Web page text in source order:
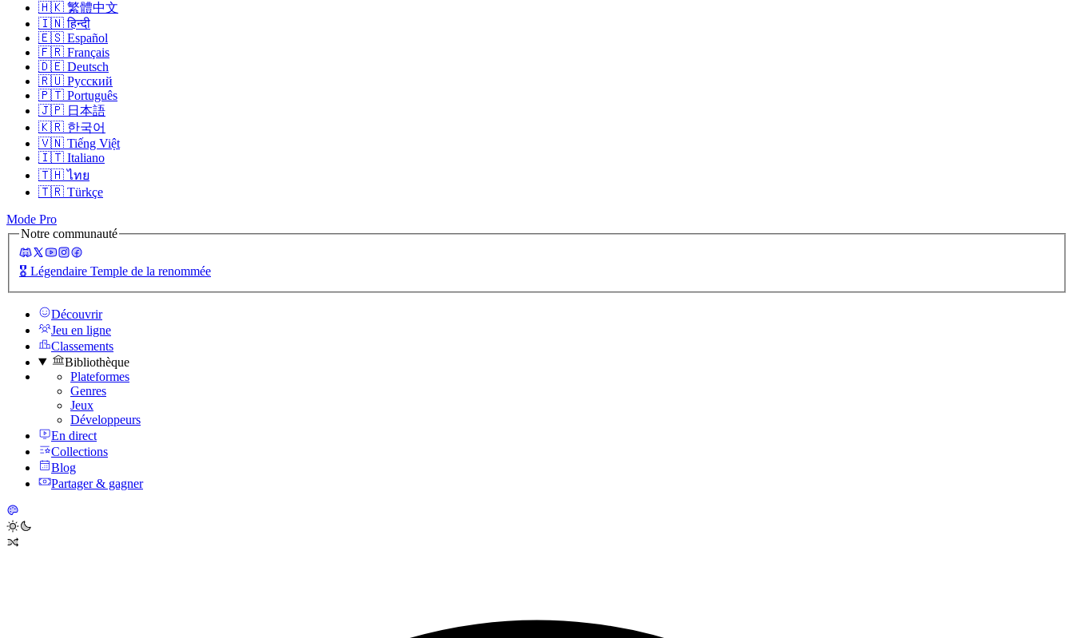
🇭🇰 繁體中文
🇮🇳 हिन्दी
🇪🇸 Español
🇫🇷 Français
🇩🇪 Deutsch
🇷🇺 Русский
🇵🇹 Português
🇯🇵 日本語
🇰🇷 한국어
🇻🇳 Tiếng Việt
🇮🇹 Italiano
🇹🇭 ไทย
🇹🇷 Türkçe
Mode Pro
Notre communauté
🎖️ Légendaire Temple de la renommée
Découvrir
Jeu en ligne
Classements
Bibliothèque
Plateformes
Genres
Jeux
Développeurs
En direct
Collections
Blog
Partager & gagner